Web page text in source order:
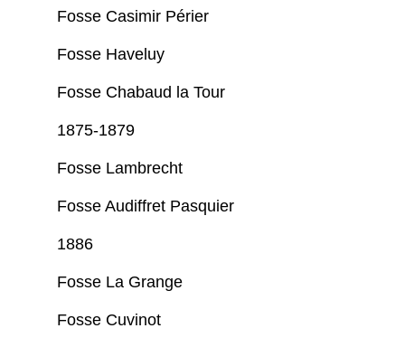
Fosse Casimir Périer
Fosse Haveluy
Fosse Chabaud la Tour
1875-1879
Fosse Lambrecht
Fosse Audiffret Pasquier
1886
Fosse La Grange
Fosse Cuvinot